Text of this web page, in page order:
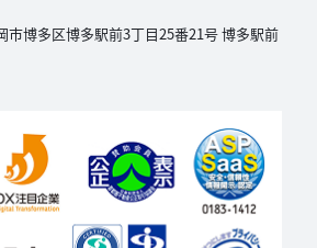
市博多区博多駅前3丁目25番21号 博多駅前